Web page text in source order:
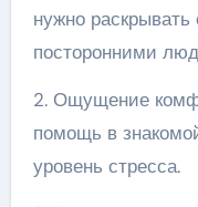
нужно
посторонними
2. Ощущение
помощь в
уровень стресса.